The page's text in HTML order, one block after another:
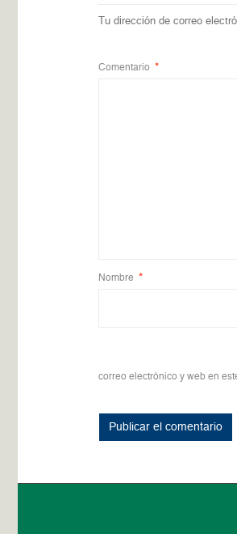
Tu dirección de correo
Comentario *
Nombre *
correo electrónico y web en